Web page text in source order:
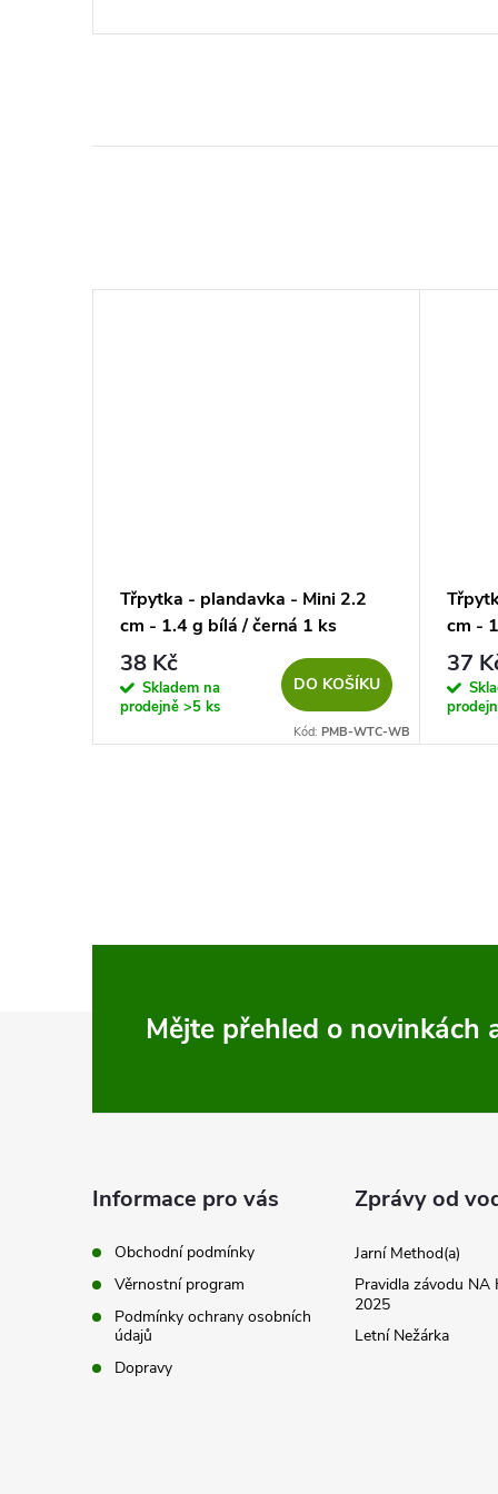
Třpytka - plandavka - Mini 2.2
cm - 1.4 g bílá / černá 1 ks
38 Kč
Skladem na
prodejně >5 ks
DO KOŠÍKU
Kód: PMB-WTC-WB
cm -
37
Mějte přehled o novinkách
Informace pro vás
Obchodní podmínky
Věrnostní program
Podmínky ochrany osobních
údajů
Dopravy
Zprávy od
Jarní Method(a)
Pravidla závodu NA
2025
Letní Nežárka